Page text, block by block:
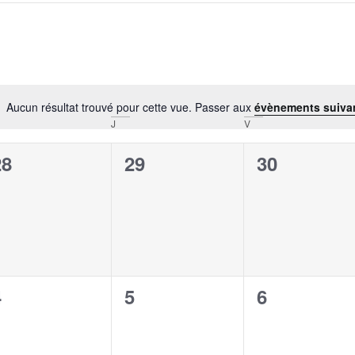
Notice
Aucun résultat trouvé pour cette vue. Passer aux évènements
J V
0
29
0
30
0
5
0
6